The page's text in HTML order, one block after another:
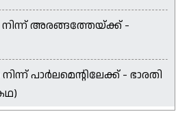
അരങ്ങത്തേയ്ക്ക് -
പാർലമെന്റിലേക്ക് - ഭാരതി